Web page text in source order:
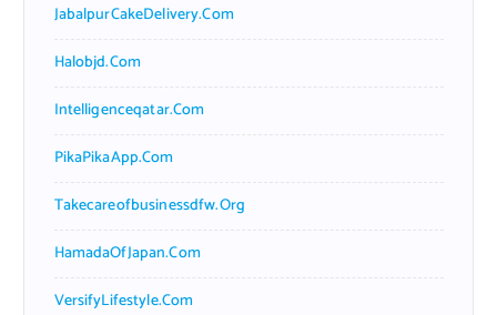
JabalpurCakeDelivery.com
Halobjd.com
Intelligenceqatar.com
PikaPikaApp.com
Takecareofbusinessdfw.org
HamadaOfJapan.com
VersifyLifestyle.com